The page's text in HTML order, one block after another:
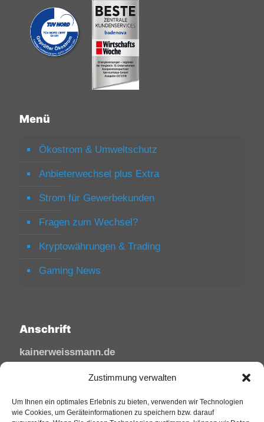
Zustimmung verwalten
Um Ihnen ein optimales Erlebnis zu bieten, verwenden wir Technologien
wie Cookies, um Geräteinformationen zu speichern bzw. darauf
Menü
Ökostrom & Umweltschutz
Anbieterwechsel plus Extra
Strom für Gewerbekunden
Fragen zum Wechsel?
Kryptowährungen & Trading
Gaming News
Anschrift
kainerweissmann.de
Linzhausenstraße
Deutschland